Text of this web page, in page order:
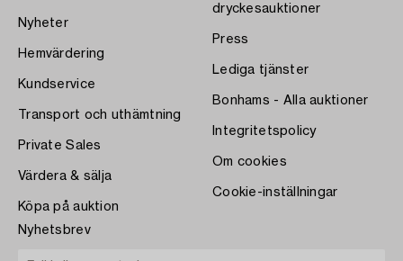
Nyheter
Hemvärdering
Kundservice
Transport och uthämtning
Private Sales
Värdera & sälja
Köpa på auktion
dryckesauktioner
Press
Lediga tjänster
Bonhams - Alla auktioner
Integritetspolicy
Om cookies
Cookie-inställningar
Nyhetsbrev